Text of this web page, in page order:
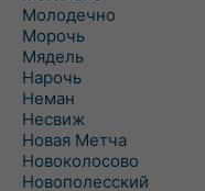
Молодечно
Морочь
Мядель
Нарочь
Неман
Несвиж
Новая Метча
Новоколосово
Новополесский